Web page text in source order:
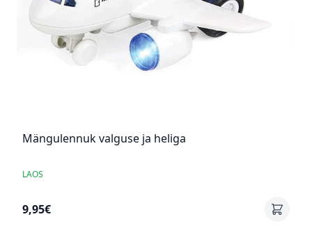
Mängulennuk valguse ja heliga
LAOS
9,95€